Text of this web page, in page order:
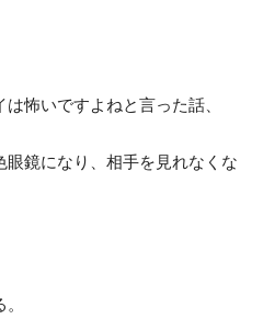
怖いですよねと言った話、
眼鏡になり、相手を見れなくな